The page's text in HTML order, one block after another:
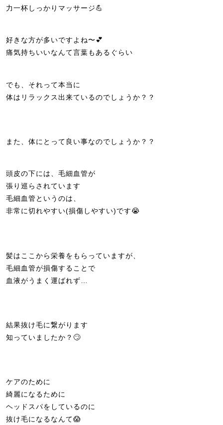
力一杯しっかりマッサージ💪
好きな方が多いですよね〜💕
痛気持ちいいなんて言葉もあるぐらい
でも、それって本当に
体はリラックス出来ているのでしょうか？？
また、体にとって良い事なのでしょうか？？
頭皮の下には、毛細血管が
張り巡らされています
毛細血管というのは、
非常に切れやすい(損傷しやすい)です😭
髪はここから栄養をもらっていますが、
毛細血管が損傷することで
血液がうまく運ばれず…
結果抜け毛に繋がります
知っていましたか？🙄
ケアのために
綺麗になるために
ヘッドスパをしているのに
抜け毛になるなんて😱